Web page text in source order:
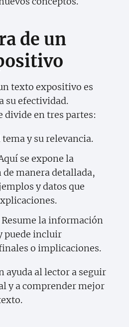
de un
texto expositivo es
su efectividad.
divide en tres partes:
y su relevancia.
se expone la
manera detallada,
y datos que
Resume la información
puede incluir
o implicaciones.
ayuda al lector a seguir
y a comprender mejor